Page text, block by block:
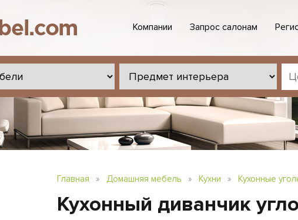
Компании Запрос салонам
Главная » Домашняя мебель » Кухни » Кухонные
Кухонный диванчик